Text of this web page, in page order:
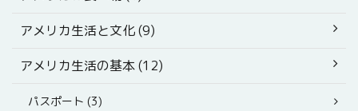
アメリカ生活と文化 (9)
アメリカ生活の基本 (12)
パスポート (3)